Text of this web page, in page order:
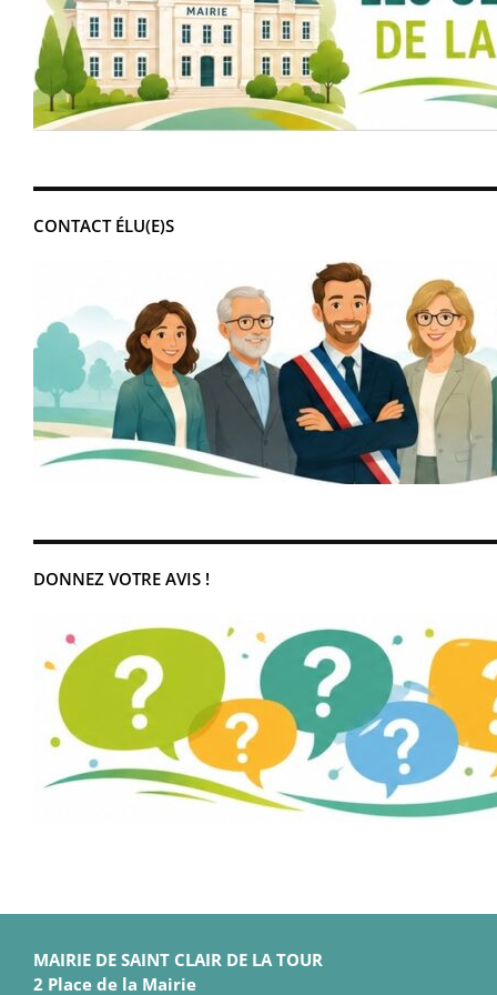
CONTACT ÉLU(E)S
DONNEZ VOTRE AVIS !
MAIRIE DE SAINT CLAIR DE LA TOUR
2 Place de la Mairie